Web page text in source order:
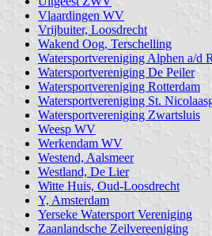
Vlaardingen WV
Vrijbuiter, Loosdrecht
Wakend Oog, Terschelling
Watersportvereniging Alphen a/d
Watersportvereniging De Peiler
Watersportvereniging Rotterdam
Watersportvereniging St.
Watersportvereniging Zwartsluis
Weesp WV
Werkendam WV
Westend, Aalsmeer
Westland, De Lier
Witte Huis, Oud-Loosdrecht
Y, Amsterdam
Yerseke Watersport Vereniging
Zaanlandsche Zeilvereeniging